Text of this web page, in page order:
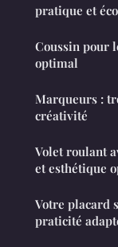
pratique et
Coussin pour
optimal
Marqueurs :
créativité
Volet roulant
et esthétique
Votre placard
praticité